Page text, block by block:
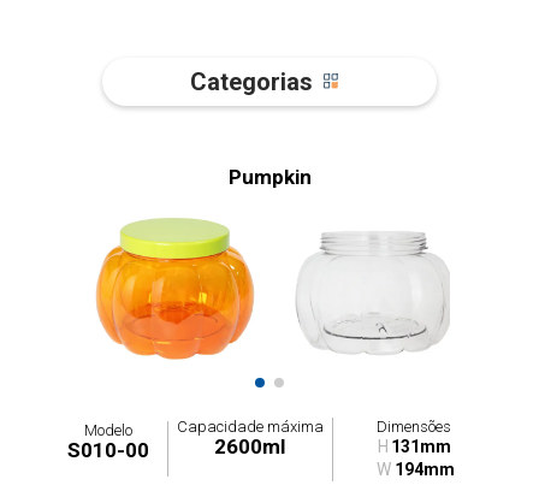
Categorias
Pumpkin
Modelo
S010-00
Capacidade máxima
2600ml
Dimensões
H 131mm
W 194mm